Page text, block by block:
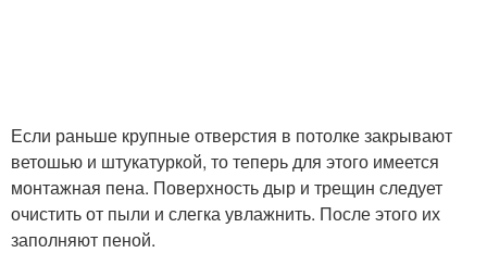
Если раньше крупные отверстия в потолке закрывают
ветошью и штукатуркой, то теперь для этого имеется
монтажная пена. Поверхность дыр и трещин следует
очистить от пыли и слегка увлажнить. После этого их
заполняют пеной.